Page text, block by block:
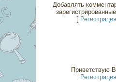
Добавлять
[ Регистрация
Приветствую
Регистрация